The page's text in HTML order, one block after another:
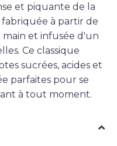
et piquante de la
fabriquée à partir de
main et infusée d'un
Ce classique
sucrées, acides et
parfaites pour se
à tout moment.